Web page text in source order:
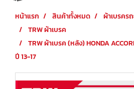
หน้าแรก สินค้าทั้งหมด
ผ้าเบรคร
TRW ผ้าเบรค
TRW ผ้าเบรค (หลัง) HONDA
ปี 13-17